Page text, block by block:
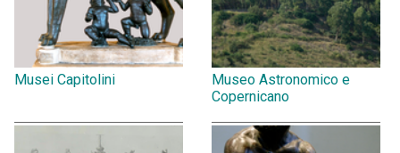
Musei Capitolini
Museo Astronomico e
Copernicano